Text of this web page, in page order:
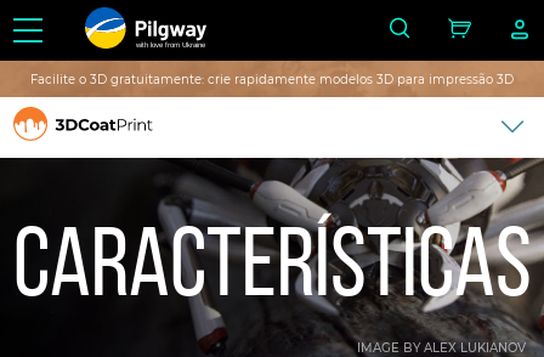
with love from Ukraine
Facilite o 3D gratuitamente: crie rapidamente modelos 3D para impressão 3D
IMAGE BY ALEX LUKIANOV
Características